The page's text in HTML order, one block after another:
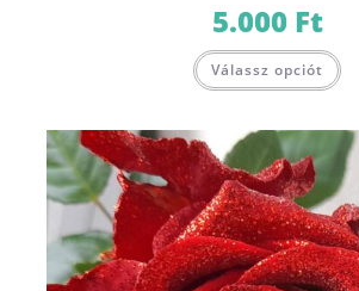
5.000 Ft
Válassz opciót